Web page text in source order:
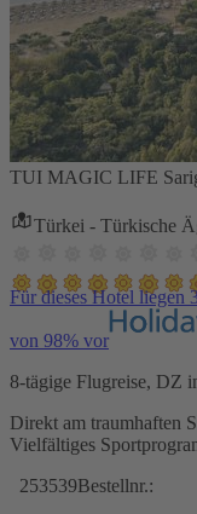
TUI MAGIC LIFE
Türkei - Türkische
Für dieses Hotel liegen
von 98% vor
8-tägige Flugreise, DZ
Direkt am traumhaften
Vielfältiges
253539Bestellnr.: